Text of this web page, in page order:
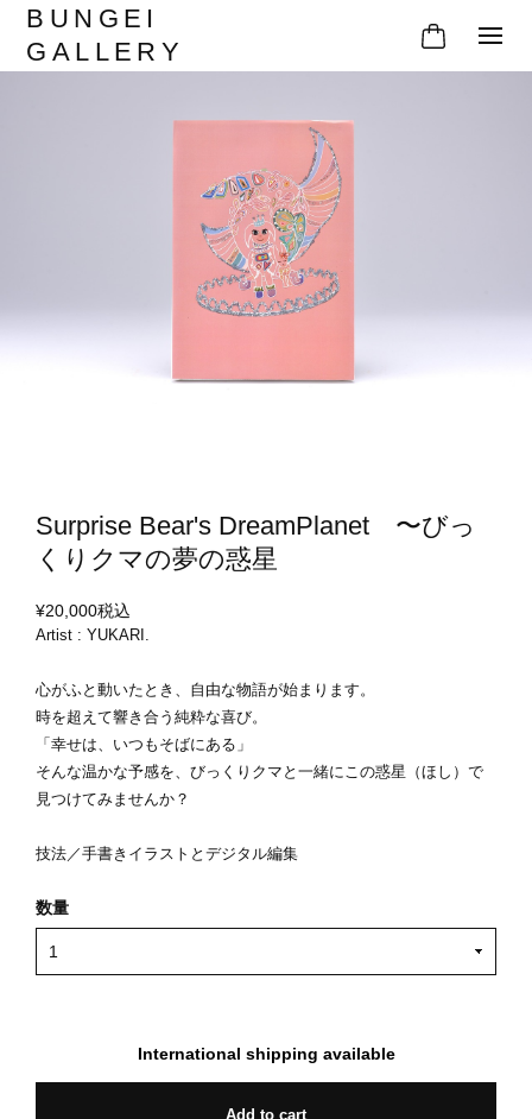
BUNGEI
GALLERY
Surprise Bear's DreamPlanet 〜びっ
くりクマの夢の惑星
¥20,000税込
Artist : YUKARI.
心がふと動いたとき、自由な物語が始まります。
時を超えて響き合う純粋な喜び。
「幸せは、いつもそばにある」
そんな温かな予感を、びっくりクマと一緒にこの惑星（ほし）で
見つけてみませんか？
技法／手書きイラストとデジタル編集
数量
International shipping available
Add to cart